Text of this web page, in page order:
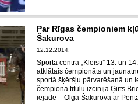
Par Rīgas čempioniem
Šakurova
12.12.2014.
Sporta centrā „Kleisti” 13. un
atklātais čempionāts un
sportā šķēršļu pārvarēšanā un
čempiona titulu izcīnīja Ģirts
iejādē – Olga Šakurova ar